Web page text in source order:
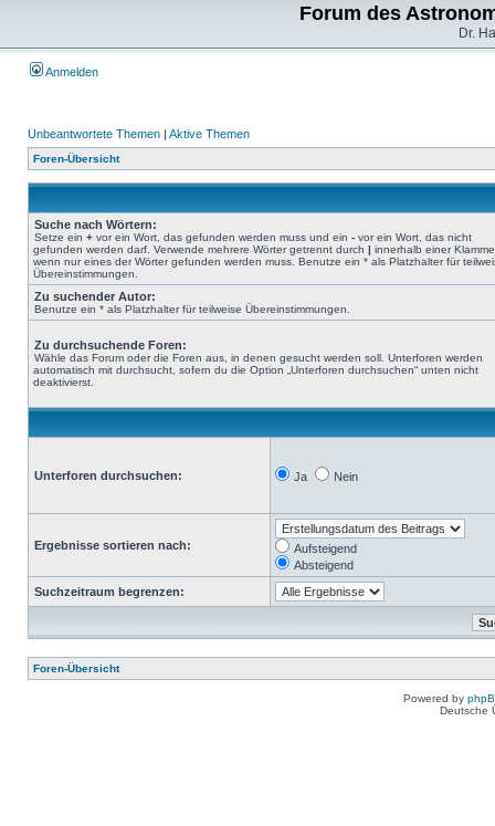
Forum des
Dr.
Anmelden
Unbeantwortete Themen | Aktive Themen
Foren-Übersicht
Suche nach Wörtern:
Setze ein + vor ein Wort, das gefunden werden muss und ein - vor ein Wort, das nicht
gefunden werden darf. Verwende mehrere Wörter getrennt durch | innerhalb einer
wenn nur eines der Wörter gefunden werden muss. Benutze ein * als Platzhalter für
Übereinstimmungen.
Zu suchender Autor:
Benutze ein * als Platzhalter für teilweise Übereinstimmungen.
Zu durchsuchende Foren:
Wähle das Forum oder die Foren aus, in denen gesucht werden soll. Unterforen werden
automatisch mit durchsucht, sofern du die Option „Unterforen durchsuchen“ unten nicht
deaktivierst.
Unterforen durchsuchen: Ja Nein
Ergebnisse sortieren nach:
Aufsteigend
Absteigend
Suchzeitraum begrenzen:
Foren-Übersicht
Powered by
Deutsche